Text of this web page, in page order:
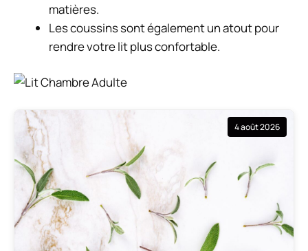
matières.
Les coussins sont également un atout pour
rendre votre lit plus confortable.
4 août 2026